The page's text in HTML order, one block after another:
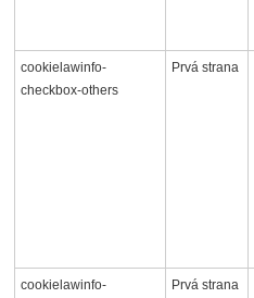
cookielawinfo-
checkbox-others
Prvá strana
cookielawinfo-
Prvá strana